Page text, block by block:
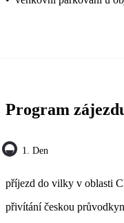
Program
1. Den
příjezd do vilky v oblasti
přivítání českou